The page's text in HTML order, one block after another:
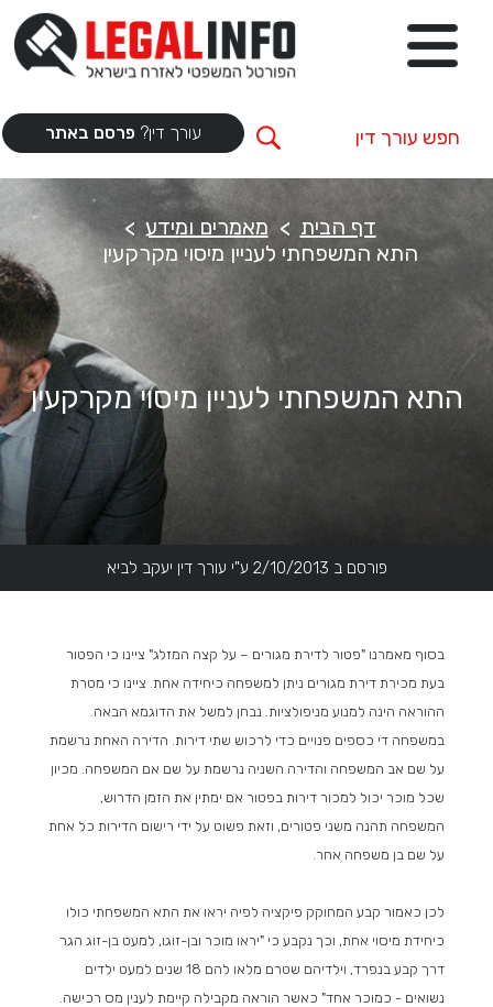
עורך דין? פרסם באתר
דף הבית
מאמרים ומידע
התא המשפחתי לעניין מיסוי מקרקעין
התא המשפחתי לעניין מיסוי מקרקעין
פורסם ב 2/10/2013 ע"י עורך דין יעקב לביא
בסוף מאמרנו "פטור לדירת מגורים – על קצה המזלג" ציינו כי הפטור
בעת מכירת דירת מגורים ניתן למשפחה כיחידה אחת. ציינו כי מטרת
ההוראה הינה למנוע מניפולציות. נבחן למשל את הדוגמא הבאה.
במשפחה די כספים פנויים כדי לרכוש שתי דירות. הדירה האחת נרשמת
על שם אב המשפחה והדירה השניה נרשמת על שם אם המשפחה. מכיון
שכל מוכר יכול למכור דירות בפטור אם ימתין את הזמן הדרוש,
המשפחה תהנה משני פטורים, וזאת פשוט על ידי רישום הדירות כל אחת
על שם בן משפחה אחר.
לכן כאמור קבע המחוקק פיקציה לפיה יראו את התא המשפחתי כולו
כיחידת מיסוי אחת, וכך נקבע כי "יראו מוכר ובן-זוגו, למעט בן-זוג הגר
דרך קבע בנפרד, וילדיהם שטרם מלאו להם 18 שנים למעט ילדים
נשואים - כמוכר אחד" כאשר הוראה מקבילה קיימת לענין מס רכישה.